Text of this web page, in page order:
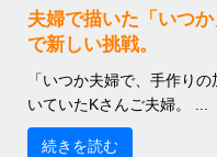
夫婦で描いた「いつ
で新しい挑戦。
「いつか夫婦で、手作り
いていたKさんご夫婦。 ...
続きを読む